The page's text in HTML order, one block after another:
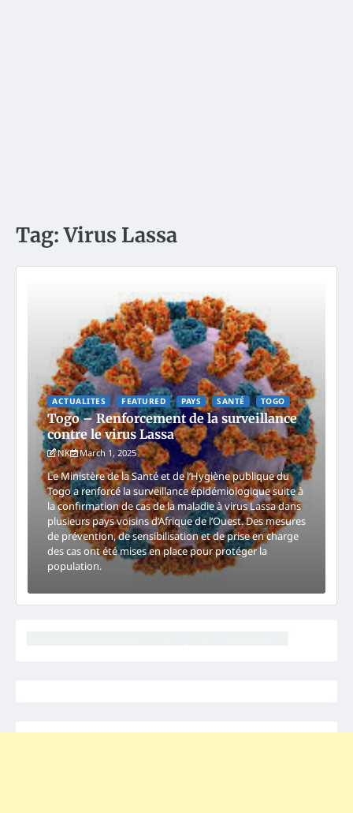
Tag:Virus Lassa
ACTUALITES FEATURED PAYS SANTÉ TOGO
Togo – Renforcement de la surveillance
contre le virus Lassa
NK March 1, 2025
Le Ministère de la Santé et de l’Hygiène publique du
Togo a renforcé la surveillance épidémiologique suite à
la confirmation de cas de la maladie à virus Lassa dans
plusieurs pays voisins d’Afrique de l’Ouest. Des mesures
de prévention, de sensibilisation et de prise en charge
des cas ont été mises en place pour protéger la
population.